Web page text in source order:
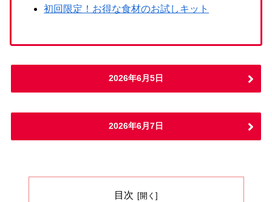
初回限定！お得な食材のお試しキット
2026年6月5日
2026年6月7日
目次